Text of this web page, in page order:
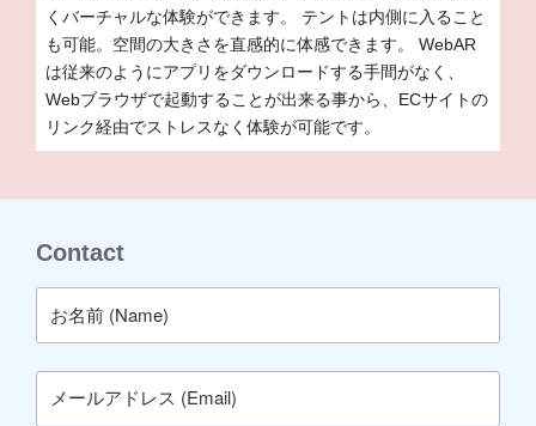
くバーチャルな体験ができます。 テントは内側に入ること
も可能。空間の大きさを直感的に体感できます。 WebAR
は従来のようにアプリをダウンロードする手間がなく、
Webブラウザで起動することが出来る事から、ECサイトの
リンク経由でストレスなく体験が可能です。
Contact